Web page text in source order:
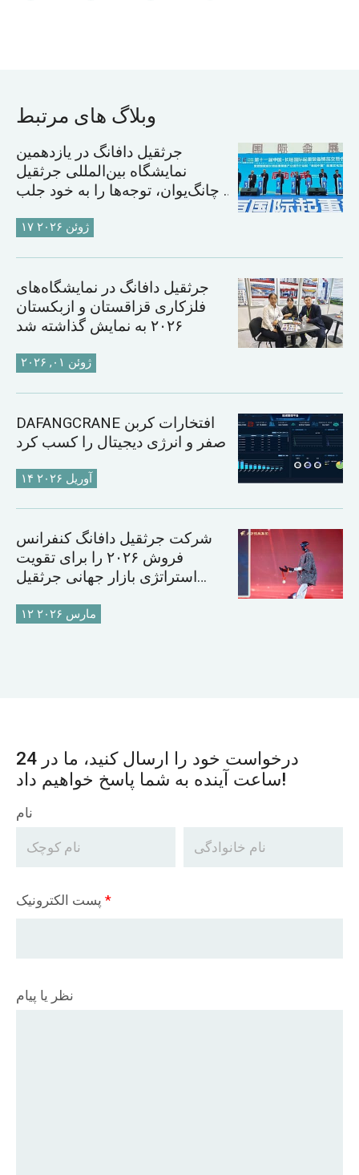
وبلاگ های مرتبط
جرثقیل دافانگ در یازدهمین
نمایشگاه بین‌المللی جرثقیل
چانگ‌یوان، توجه‌ها را به خود جلب
۱۷ ژوئن ۲۰۲۶
جرثقیل دافانگ در نمایشگاه‌های
فلزکاری قزاقستان و ازبکستان
۲۰۲۶ به نمایش گذاشته شد
ژوئن ۰۱, ۲۰۲۶
DAFANGCRANE افتخارات کربن
صفر و انرژی دیجیتال را کسب کرد
۱۴ آوریل ۲۰۲۶
شرکت جرثقیل دافانگ کنفرانس
فروش ۲۰۲۶ را برای تقویت
استراتژی بازار جهانی جرثقیل
۱۲ مارس ۲۰۲۶
درخواست خود را ارسال کنید، ما در 24
ساعت آینده به شما پاسخ خواهیم داد!
نام
پست الکترونیک*
نظر یا پیام